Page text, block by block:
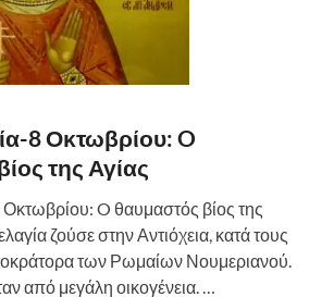
8 Οκτωβρίου: O
της Αγίας
O θαυμαστός βίος της
ζούσε στην Αντιόχεια, κατά τους
των Ρωμαίων Νουμεριανού.
από μεγάλη οικογένεια. …